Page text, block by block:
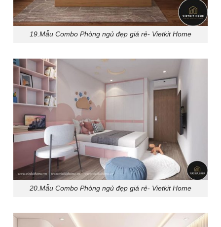
19.Mẫu Combo Phòng ngủ đẹp giá rẻ- Vietkit Home
20.Mẫu Combo Phòng ngủ đẹp giá rẻ- Vietkit Home